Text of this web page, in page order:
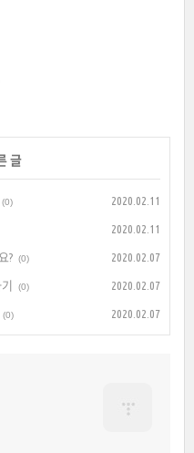
글
(0) 2020.02.11
2020.02.11
? (0) 2020.02.07
(0) 2020.02.07
(0) 2020.02.07